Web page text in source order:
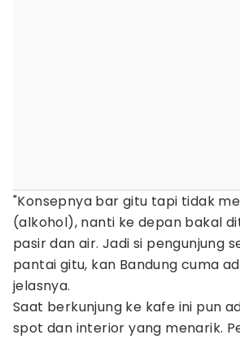
"Konsepnya bar gitu tapi tidak
(alkohol), nanti ke depan bakal
pasir dan air. Jadi si pengunjung
pantai gitu, kan Bandung cuma
jelasnya.
Saat berkunjung ke kafe ini pun
spot dan interior yang menarik.